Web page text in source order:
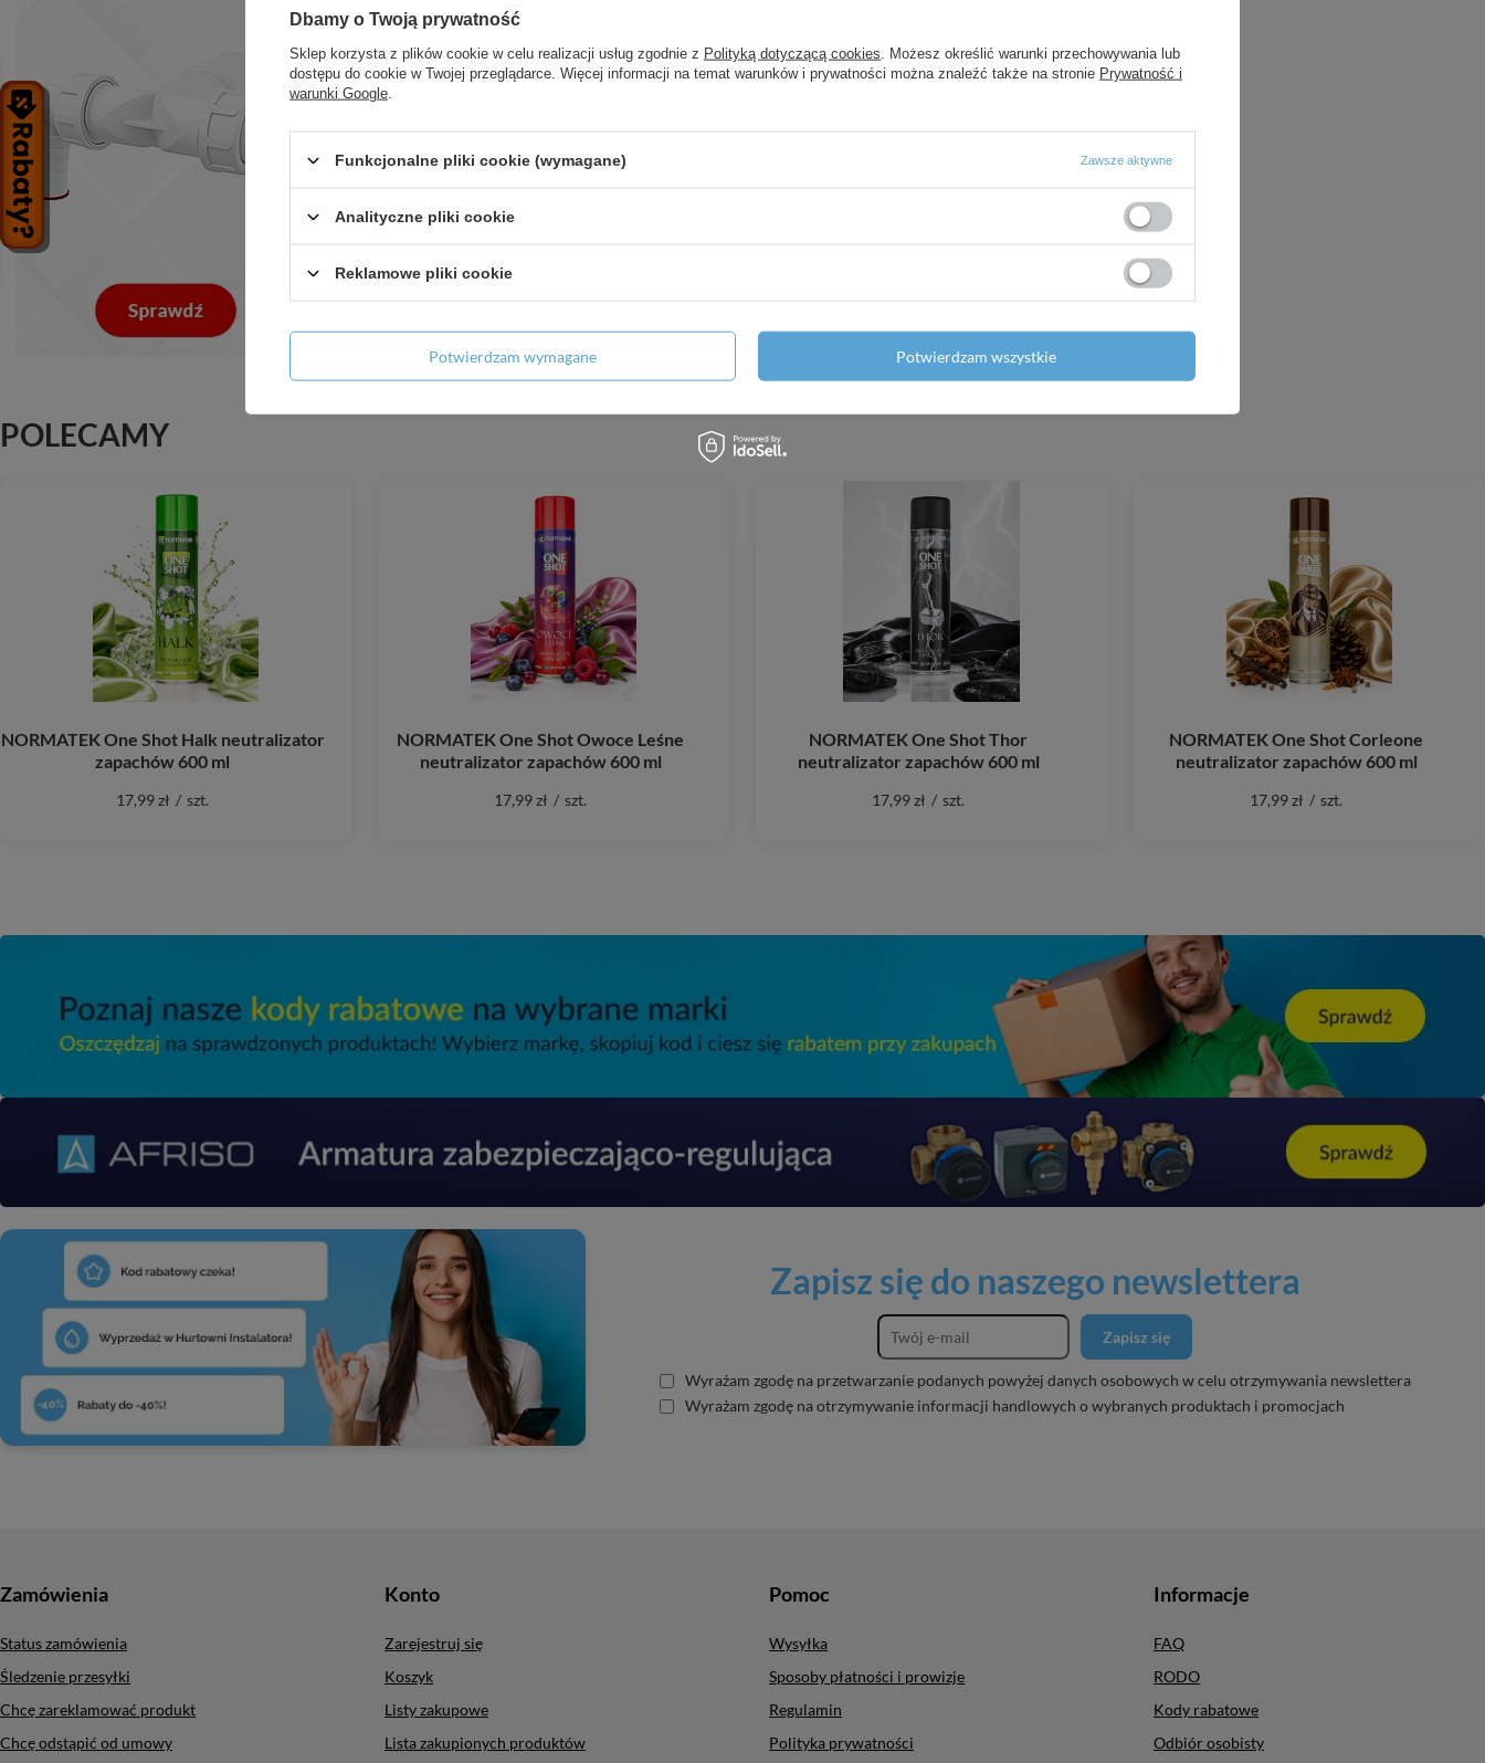
POLECAMY
NORMATEK One Shot Halk neutralizator
zapachów 600 ml
17,99 zł / szt.
NORMATEK One Shot Owoce Leśne
neutralizator zapachów 600 ml
17,99 zł / szt.
NORMATEK One Shot Thor
neutralizator zapachów 600 ml
17,99 zł / szt.
NORMATEK One Shot Corleone
neutralizator zapachów 600 ml
17,99 zł / szt.
Zapisz się do naszego newslettera
Zapisz się
Wyrażam zgodę na przetwarzanie podanych powyżej danych osobowych w celu otrzymywania newslettera
Wyrażam zgodę na otrzymywanie informacji handlowych o wybranych produktach i promocjach
Zamówienia
Status zamówienia
Śledzenie przesyłki
Chcę zareklamować produkt
Chcę odstąpić od umowy
Konto
Zarejestruj się
Koszyk
Listy zakupowe
Lista zakupionych produktów
Pomoc
Wysyłka
Sposoby płatności i prowizje
Regulamin
Polityka prywatności
Informacje
FAQ
RODO
Kody rabatowe
Odbiór osobisty
Dbamy o Twoją prywatność
Sklep korzysta z plików cookie w celu realizacji usług zgodnie z Polityką dotyczącą cookies . Możesz określić warunki przechowywania lub
dostępu do cookie w Twojej przeglądarce. Więcej informacji na temat warunków i prywatności można znaleźć także na stronie Prywatność i
warunki Google
Funkcjonalne pliki cookie (wymagane) Zawsze aktywne
Analityczne pliki cookie
Reklamowe pliki cookie
Potwierdzam wymagane Potwierdzam wszystkie